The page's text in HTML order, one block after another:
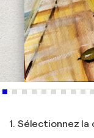
1. Sélectionnez la